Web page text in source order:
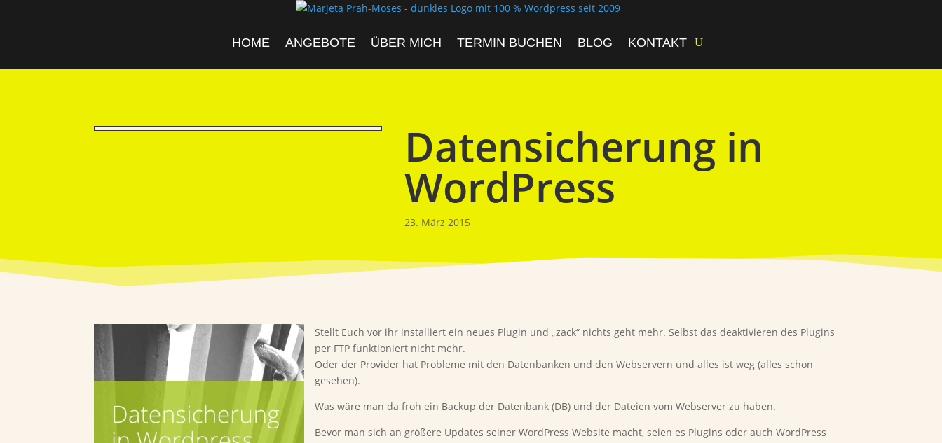
HOME ANGEBOTE ÜBER MICH TERMIN BUCHEN BLOG KONTAKT
Datensicherung in
WordPress
23. März 2015
Stellt Euch vor ihr installiert ein neues Plugin und „zack“ nichts geht mehr. Selbst das deaktivieren des Plugins
per FTP funktioniert nicht mehr.
Oder der Provider hat Probleme mit den Datenbanken und den Webservern und alles ist weg (alles schon
gesehen).
Was wäre man da froh ein Backup der Datenbank (DB) und der Dateien vom Webserver zu haben.
Bevor man sich an größere Updates seiner WordPress Website macht, seien es Plugins oder auch WordPress